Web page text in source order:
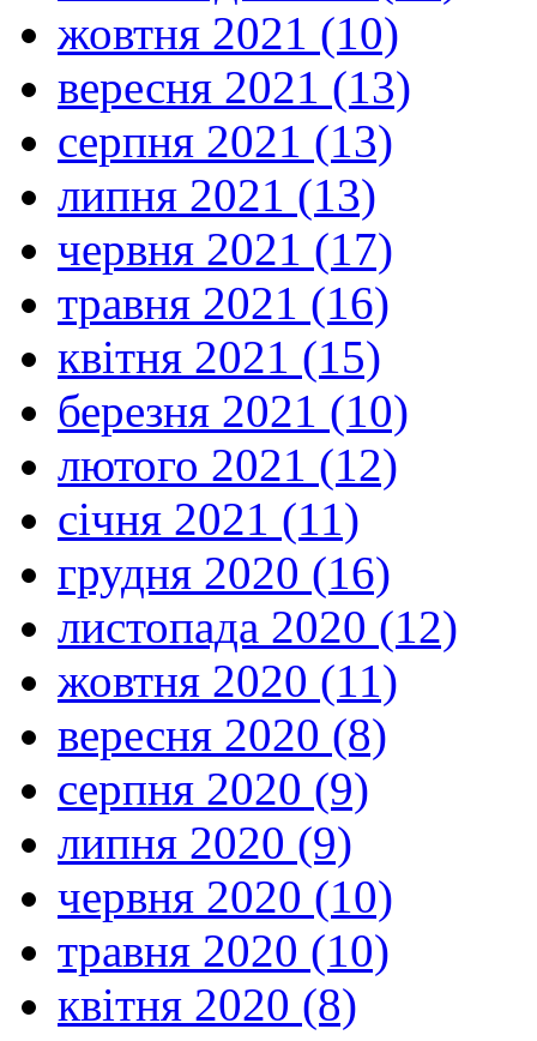
жовтня 2021 (10)
вересня 2021 (13)
серпня 2021 (13)
липня 2021 (13)
червня 2021 (17)
травня 2021 (16)
квітня 2021 (15)
березня 2021 (10)
лютого 2021 (12)
січня 2021 (11)
грудня 2020 (16)
листопада 2020 (12)
жовтня 2020 (11)
вересня 2020 (8)
серпня 2020 (9)
липня 2020 (9)
червня 2020 (10)
травня 2020 (10)
квітня 2020 (8)